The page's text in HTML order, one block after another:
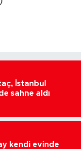
İstanbul
sahne aldı
kendi evinde